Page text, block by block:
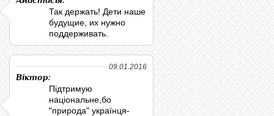
Так держать! Дети наше
будущие, их нужно
поддерживать.
09.01.2016
Віктор:
Підтримую
національне,бо
"природа" українця-